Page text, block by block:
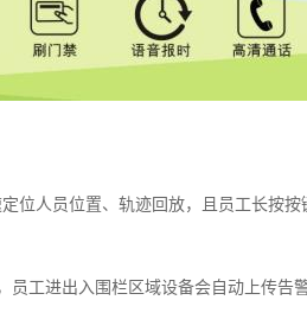
位人员位置、轨迹回放，且员工长按按
工进出入围栏区域设备会自动上传告